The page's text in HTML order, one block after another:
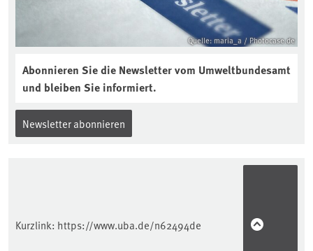
Quelle: maria_a / Photocase.de
Abonnieren Sie die Newsletter vom Umweltbundesamt
und bleiben Sie informiert.
Newsletter abonnieren
Kurzlink: https://www.uba.de/n62494de